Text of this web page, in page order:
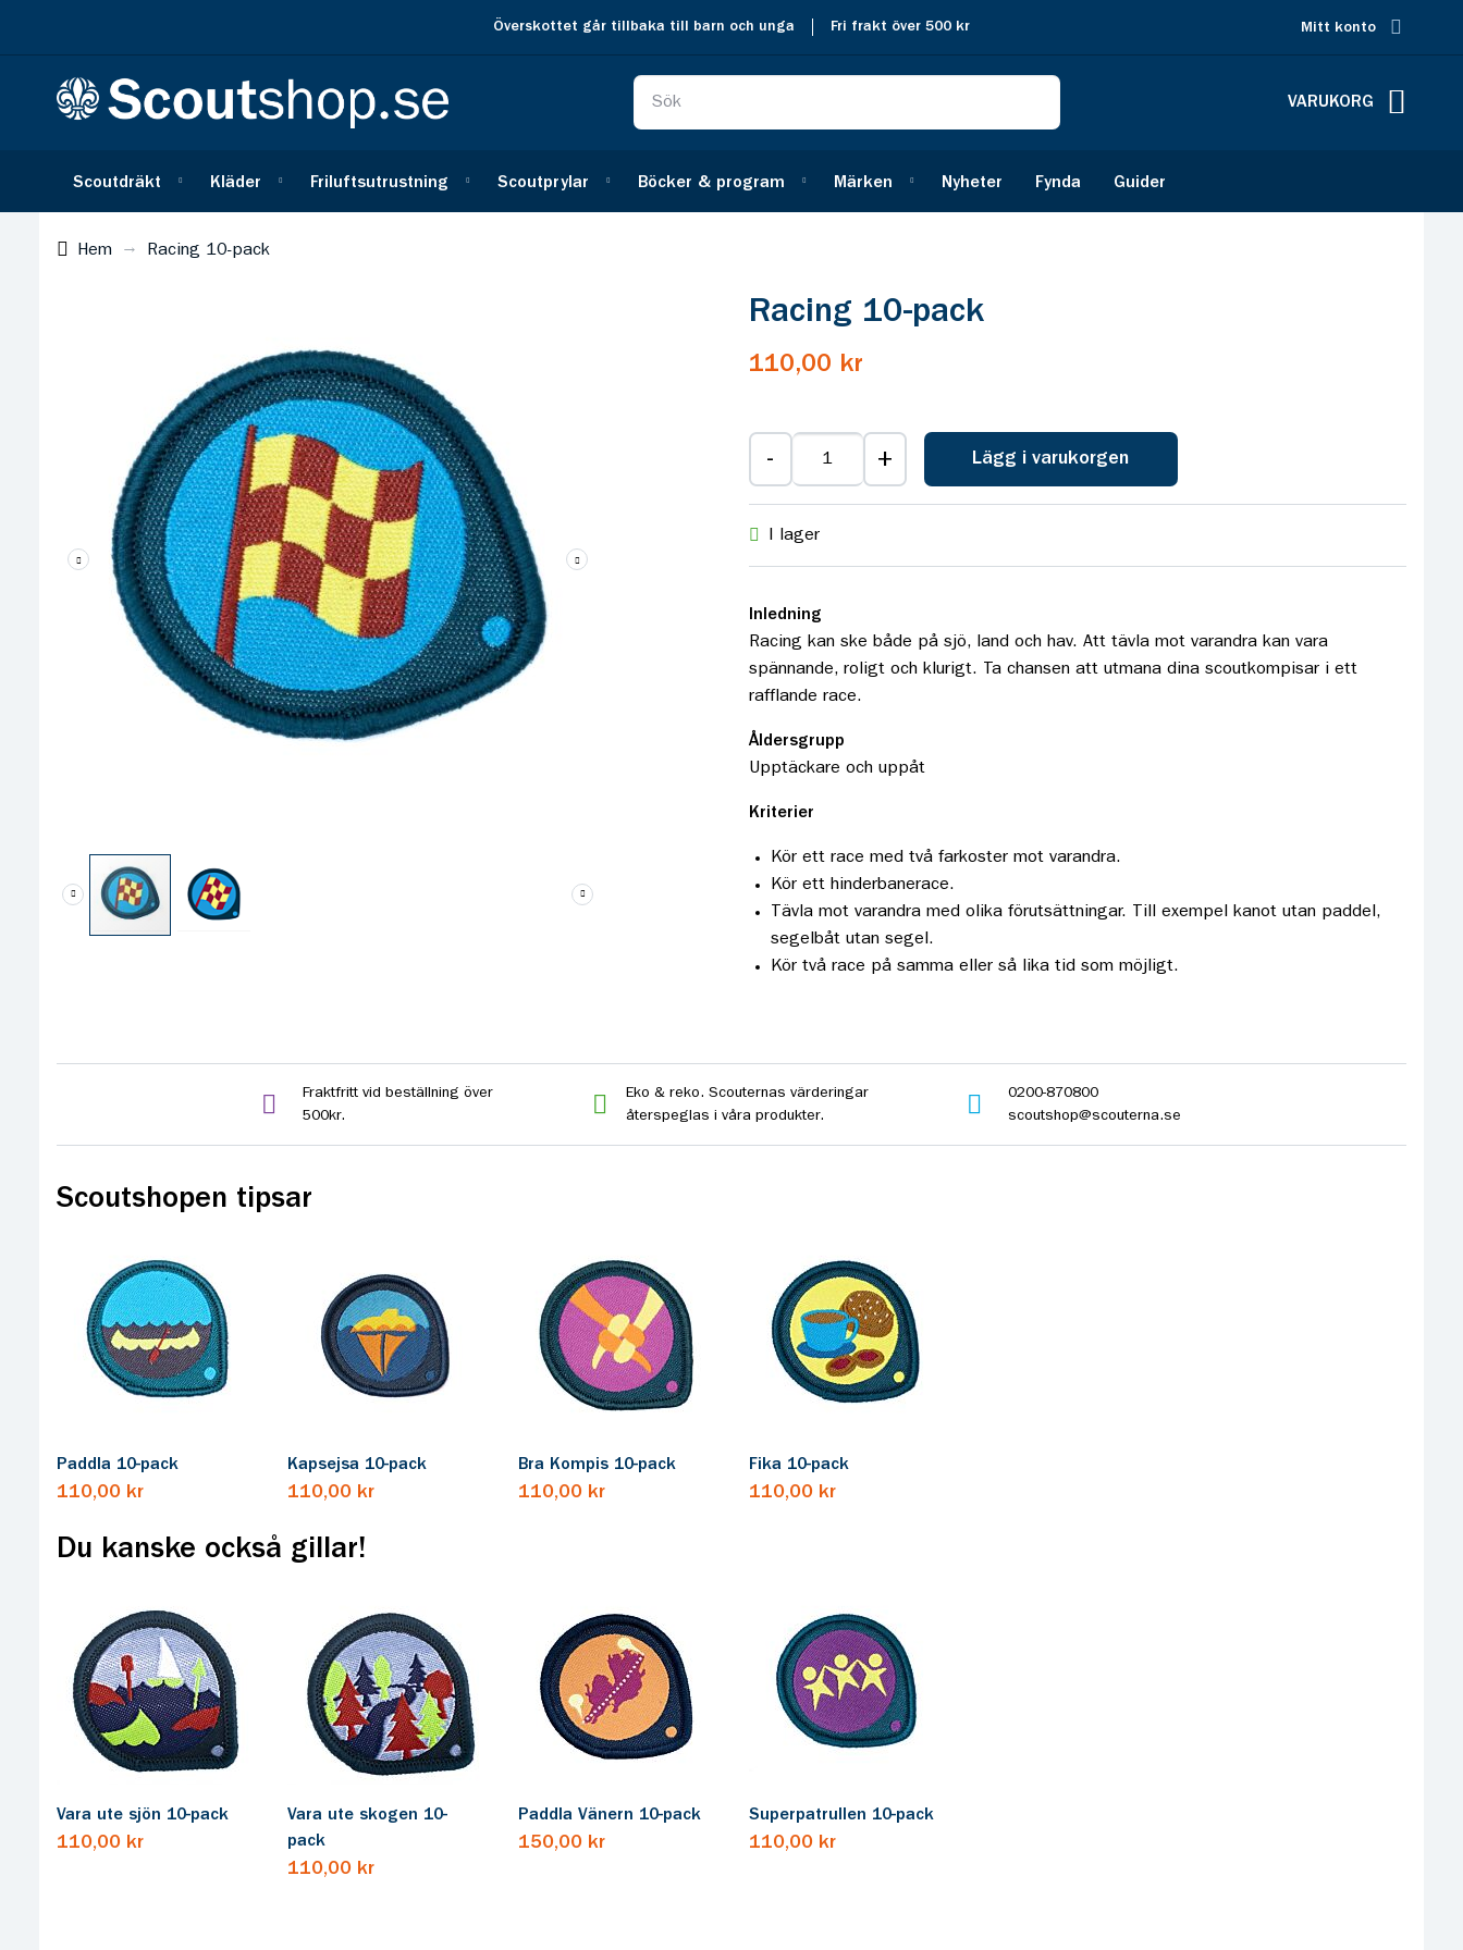
Överskottet går tillbaka till barn och unga Fri frakt över 500 kr Mitt konto
VARUKORG
Scoutdräkt Kläder Friluftsutrustning Scoutprylar Böcker & program Märken Nyheter Fynda Guider
Hem Racing 10-pack
Racing 10-pack
110,00 kr
- + Lägg i varukorgen
I lager
Inledning
Racing kan ske både på sjö, land och hav. Att tävla mot varandra kan vara
spännande, roligt och klurigt. Ta chansen att utmana dina scoutkompisar i ett
rafflande race.
Åldersgrupp
Upptäckare och uppåt
Kriterier
Kör ett race med två farkoster mot varandra.
Kör ett hinderbanerace.
Tävla mot varandra med olika förutsättningar. Till exempel kanot utan paddel,
segelbåt utan segel.
Kör två race på samma eller så lika tid som möjligt.
Fraktfritt vid beställning över
500kr.
Eko & reko. Scouternas värderingar
återspeglas i våra produkter.
0200-870800
scoutshop@scouterna.se
Scoutshopen tipsar
Paddla 10-pack
110,00 kr
Kapsejsa 10-pack
110,00 kr
Bra Kompis 10-pack
110,00 kr
Fika 10-pack
110,00 kr
Du kanske också gillar!
Vara ute sjön 10-pack
110,00 kr
Vara ute skogen 10-
pack
110,00 kr
Paddla Vänern 10-pack
150,00 kr
Superpatrullen 10-pack
110,00 kr